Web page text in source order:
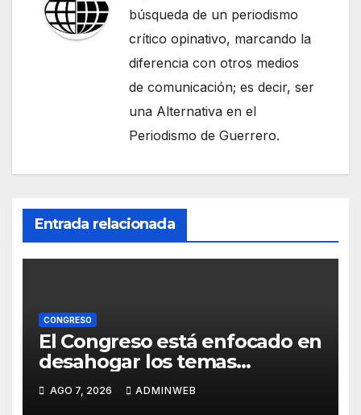
búsqueda de un periodismo
crítico opinativo, marcando la
diferencia con otros medios
de comunicación; es decir, ser
una Alternativa en el
Periodismo de Guerrero.
Entrada relacionada
CONGRESO
El Congreso está enfocado en
desahogar los temas
prioritarios de Guerrero:
Joaquín Badillo
AGO 7, 2026 ADMINWEB